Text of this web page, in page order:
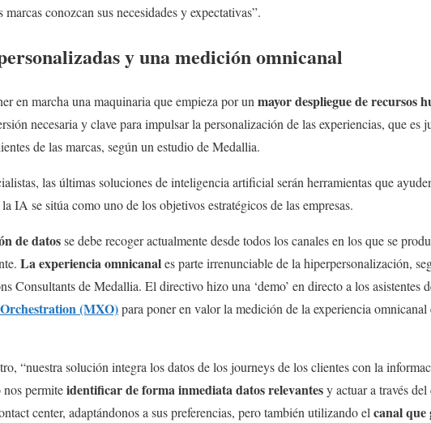
marcas conozcan sus necesidades y expectativas”.
y una medición omnicanal
en marcha una maquinaria que empieza por unmayor despliegue de recursos
necesaria y clave para impulsar la personalización de las experiencias, que es
de las marcas, según un estudio de Medallia.
las últimas soluciones de inteligencia artificial serán herramientas que
IA se sitúa como uno de los objetivos estratégicos de las empresas.
de datosse debe recoger actualmente desde todos los canales en los que se
La experiencia omnicanales parte irrenunciable de la hiperpersonalización,
Consultants de Medallia. El directivo hizo una ‘demo’ en directo a los asistentes
(MXO)para poner en valor la medición de la experiencia
“nuestra solución integra los datos de los journeys de los clientes con la
nos permiteidentificar de forma inmediata datos relevantesy actuar a través
center, adaptándonos a sus preferencias, pero también utilizando elcanal que